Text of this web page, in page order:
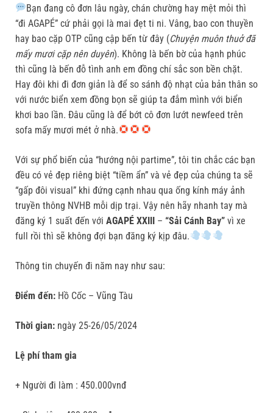
Bạn đang cô đơn lâu ngày, chán chường hay mệt mỏi thì
“đi AGAPÉ” cứ phải gọi là mai đẹt ti ni. Vâng, bao con thuyền
hay bao cặp OTP cũng cập bến từ đây (Chuyện muôn thuở đã
mấy mươi cặp nên duyên). Không là bến bờ của hạnh phúc
thì cũng là bến đỗ tình anh em đồng chí sắc son bền chặt.
Hay đôi khi đi đơn giản là để so sánh độ nhạt của bản thân so
với nước biển xem đồng bọn sẽ giúp ta đắm mình với biển
khơi bao lần. Đâu cũng là để bớt cô đơn lướt newfeed trên
sofa mấy mươi mét ở nhà.
Với sự phổ biến của “hướng nội partime”, tôi tin chắc các bạn
đều có vẻ đẹp riêng biệt “tiềm ẩn” và vẻ đẹp của chúng ta sẽ
“gấp đôi visual” khi đứng cạnh nhau qua ống kính máy ảnh
truyền thông NVHB mỗi dịp trại. Vậy nên hãy nhanh tay mà
đăng ký 1 suất đến với AGAPÉ XXIII – “Sải Cánh Bay” vì xe
full rồi thì sẽ không đợi bạn đăng ký kịp đâu.
Thông tin chuyến đi năm nay như sau:
Điểm đến: Hồ Cốc – Vũng Tàu
Thời gian: ngày 25-26/05/2024
Lệ phí tham gia
+ Người đi làm : 450.000vnđ